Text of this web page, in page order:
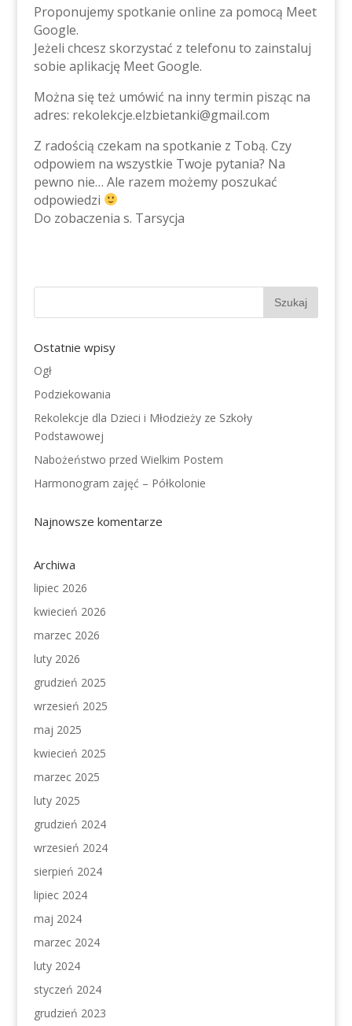
Proponujemy spotkanie online za pomocą Meet
Google.
Jeżeli chcesz skorzystać z telefonu to zainstaluj
sobie aplikację Meet Google.
Można się też umówić na inny termin pisząc na
adres: rekolekcje.elzbietanki@gmail.com
Z radością czekam na spotkanie z Tobą. Czy
odpowiem na wszystkie Twoje pytania? Na
pewno nie… Ale razem możemy poszukać
odpowiedzi
Do zobaczenia s. Tarsycja
Ostatnie wpisy
Ogł
Podziekowania
Rekolekcje dla Dzieci i Młodzieży ze Szkoły
Podstawowej
Nabożeństwo przed Wielkim Postem
Harmonogram zajęć – Półkolonie
Najnowsze komentarze
Archiwa
lipiec 2026
kwiecień 2026
marzec 2026
luty 2026
grudzień 2025
wrzesień 2025
maj 2025
kwiecień 2025
marzec 2025
luty 2025
grudzień 2024
wrzesień 2024
sierpień 2024
lipiec 2024
maj 2024
marzec 2024
luty 2024
styczeń 2024
grudzień 2023